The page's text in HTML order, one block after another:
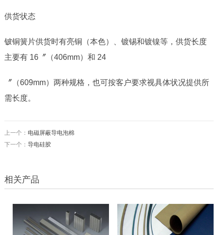
供货状态
铍铜簧片供货时有亮铜（本色）、镀锡和镀镍等，供货长度
主要有16〞（406mm）和 24
〞（609mm）两种规格，也可按客户要求视具体状况提供所
需长度。
上一个： 电磁屏蔽导电泡棉
下一个： 导电硅胶
相关产品